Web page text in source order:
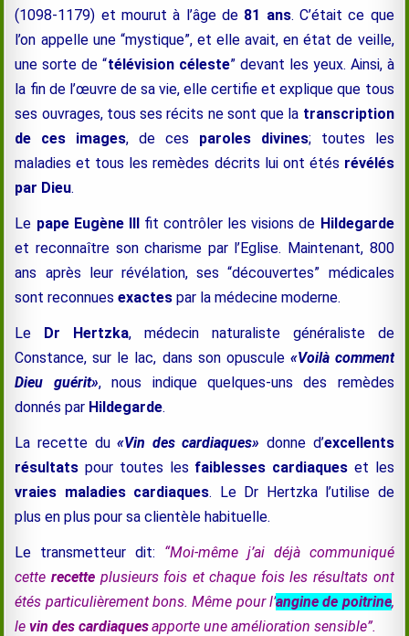
(1098-1179) et mourut à l’âge de 81 ans. C’était ce que
l’on appelle une “mystique”, et elle avait, en état de veille,
une sorte de “télévision céleste” devant les yeux. Ainsi, à
la fin de l’œuvre de sa vie, elle certifie et explique que tous
ses ouvrages, tous ses récits ne sont que la transcription
de ces images, de ces paroles divines; toutes les
maladies et tous les remèdes décrits lui ont étés révélés
par Dieu.
Le pape Eugène IIIfit contrôler les visions de Hildegarde
et reconnaître son charisme par l’Eglise. Maintenant, 800
ans après leur révélation, ses “découvertes” médicales
sont reconnuesexactes par la médecine moderne.
Le Dr Hertzka, médecin naturaliste généraliste de
Constance, sur le lac, dans son opuscule «Voilà comment
Dieu guérit», nous indique quelques-uns des remèdes
donnés par Hildegarde.
La recette du«Vin des cardiaques» donne d’excellents
résultats pour toutes les faiblesses cardiaques et les
vraies maladies cardiaques. Le Dr Hertzka l’utilise de
plus en plus pour sa clientèle habituelle.
Le transmetteur dit:
“Moi-même j’ai déjà communiqué
cetterecette plusieurs fois et chaque fois les résultats ont
étés particulièrement bons. Même pour l’angine de poitrine,
levin des cardiaquesapporte une amélioration sensible”.